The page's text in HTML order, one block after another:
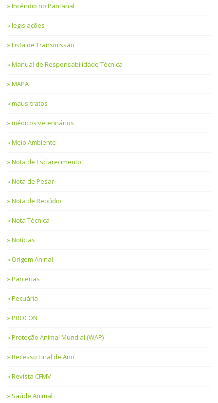
Incêndio no Pantanal
legislações
Lista de Transmissão
Manual de Responsabilidade Técnica
MAPA
maus-tratos
médicos veterinários
Meio Ambiente
Nota de Esclarecimento
Nota de Pesar
Nota de Repúdio
Nota Técnica
Notícias
Origem Aninal
Parcerias
Pecuária
PROCON
Proteção Animal Mundial (WAP)
Recesso Final de Ano
Revista CFMV
Saúde Animal